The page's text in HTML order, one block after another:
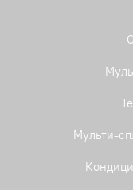
Мульти-